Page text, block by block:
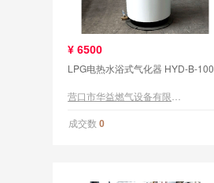
¥ 6500
LPG电热水浴式气化器 HYD-B-100
成交数 0